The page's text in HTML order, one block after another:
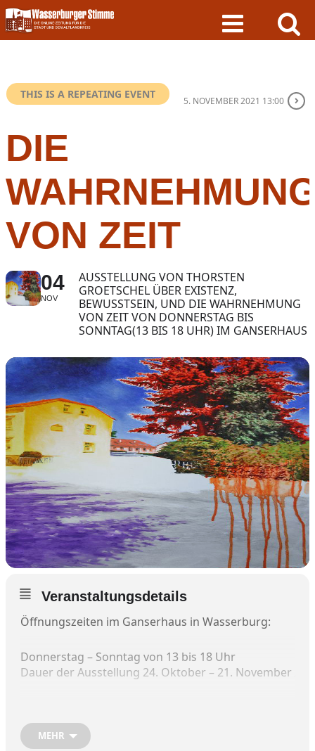
Skip
to
content
THIS IS A REPEATING EVENT
5. NOVEMBER 2021 13:00
DIE
VON ZEIT
04
NOV
AUSSTELLUNG VON THORSTEN
GROETSCHEL ÜBER EXISTENZ,
BEWUSSTSEIN, UND DIE WAHRNEHMUNG
VON ZEIT VON DONNERSTAG BIS
SONNTAG(13 BIS 18 UHR) IM GANSERHAUS
Veranstaltungsdetails
Öffnungszeiten im Ganserhaus in Wasserburg:
Donnerstag – Sonntag von 13 bis 18 Uhr
Dauer der Ausstellung 24. Oktober – 21. November
Es gilt stets die 3G-Regel – im Ganserhaus ist zudem
MEHR